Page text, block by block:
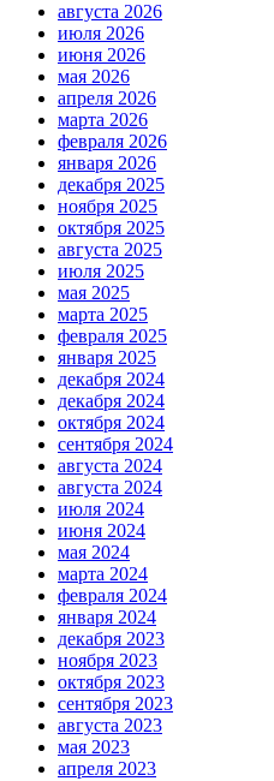
августа 2026
июля 2026
июня 2026
мая 2026
апреля 2026
марта 2026
февраля 2026
января 2026
декабря 2025
ноября 2025
октября 2025
августа 2025
июля 2025
мая 2025
марта 2025
февраля 2025
января 2025
декабря 2024
декабря 2024
октября 2024
сентября 2024
августа 2024
августа 2024
июля 2024
июня 2024
мая 2024
марта 2024
февраля 2024
января 2024
декабря 2023
ноября 2023
октября 2023
сентября 2023
августа 2023
мая 2023
апреля 2023